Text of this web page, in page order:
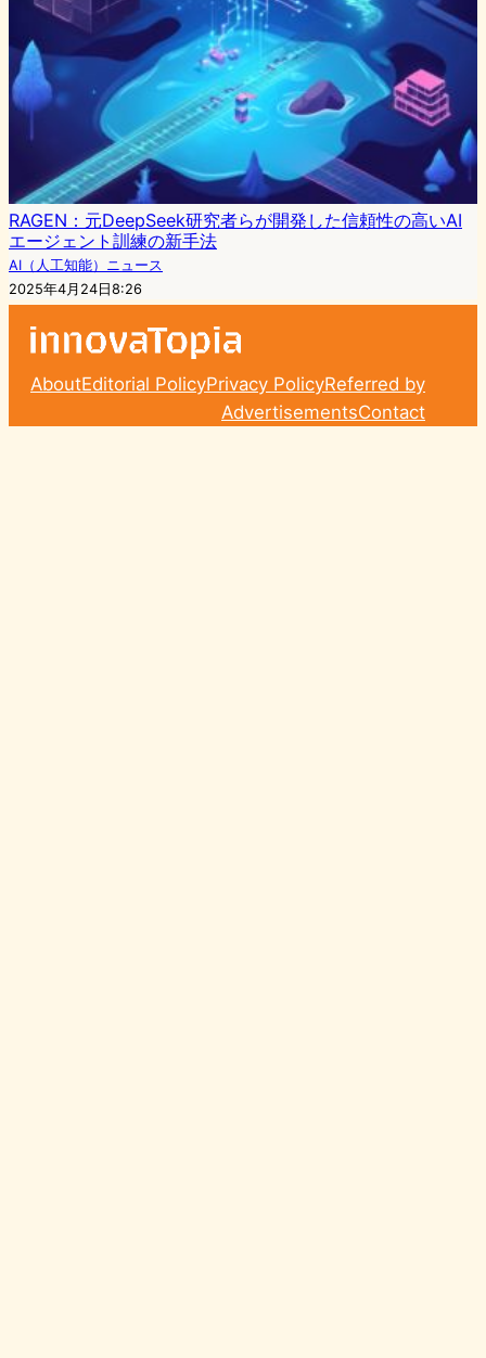
RAGEN：元DeepSeek研究者らが開発した信頼性の高いAI
エージェント訓練の新手法
AI（人工知能）ニュース
2025年4月24日8:26
AboutEditorial PolicyPrivacy PolicyReferred by
AdvertisementsContact